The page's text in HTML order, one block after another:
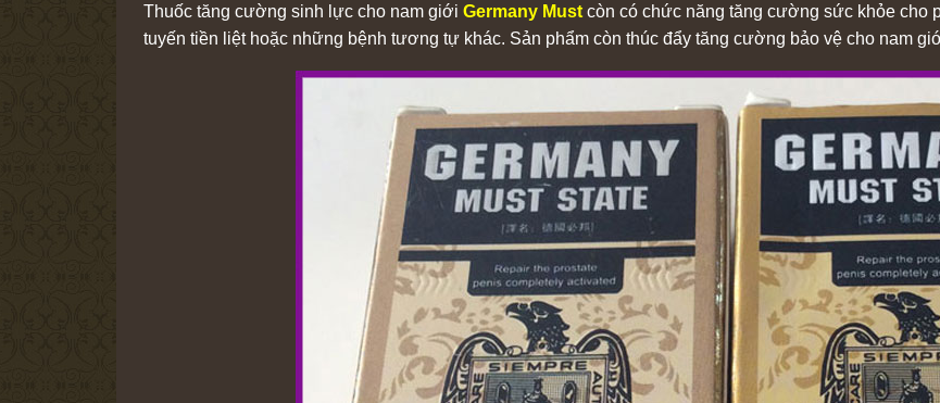
Thuốc tăng cường sinh lực cho nam giới Germany Must còn có chức năng tăng cường sức khỏe cho
tuyến tiền liệt hoặc những bệnh tương tự khác. Sản phẩm còn thúc đẩy tăng cường bảo vệ cho nam